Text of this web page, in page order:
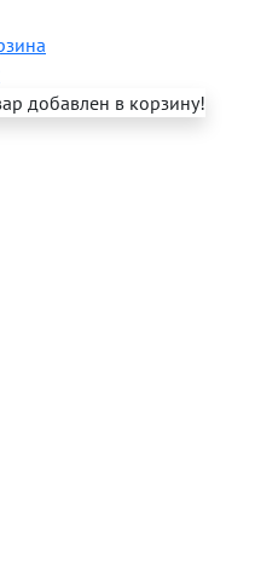
добавлен в корзину!